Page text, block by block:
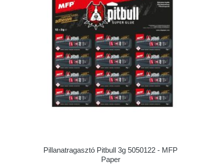
Pillanatragasztó Pitbull 3g 5050122 - MFP
Paper